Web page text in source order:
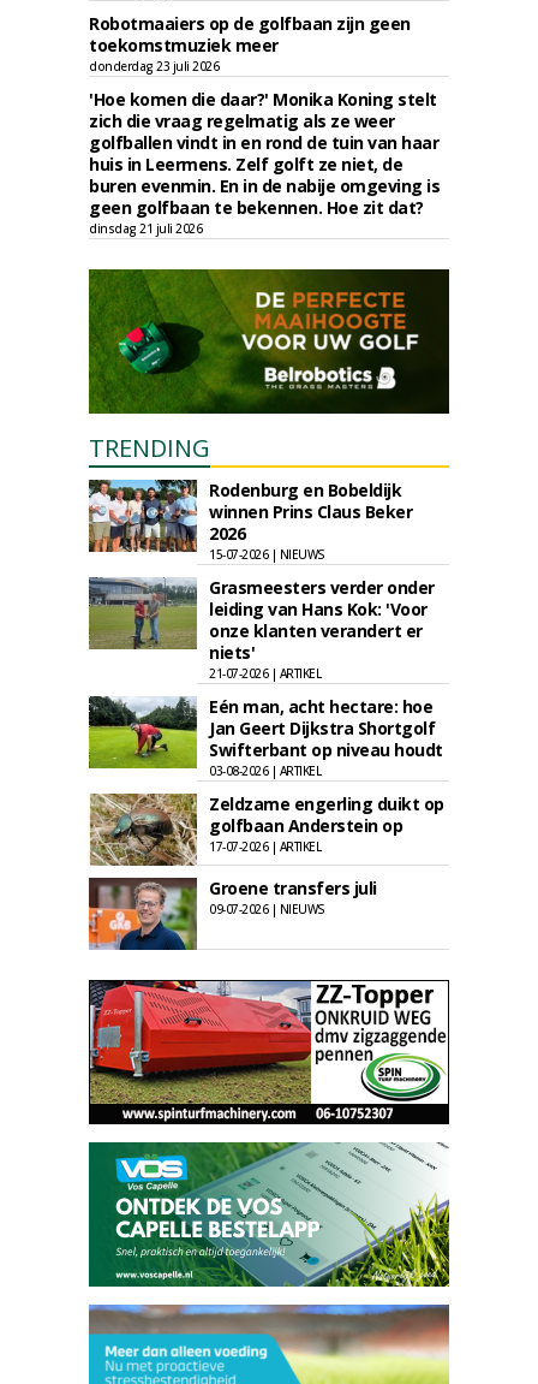
Robotmaaiers op de golfbaan zijn geen
toekomstmuziek meer
donderdag 23 juli 2026
'Hoe komen die daar?' Monika Koning stelt
zich die vraag regelmatig als ze weer
golfballen vindt in en rond de tuin van haar
huis in Leermens. Zelf golft ze niet, de
buren evenmin. En in de nabije omgeving is
geen golfbaan te bekennen. Hoe zit dat?
dinsdag 21 juli 2026
TRENDING
Rodenburg en Bobeldijk
winnen Prins Claus Beker
2026
15-07-2026 | NIEUWS
Grasmeesters verder onder
leiding van Hans Kok: 'Voor
onze klanten verandert er
niets'
21-07-2026 | ARTIKEL
Eén man, acht hectare: hoe
Jan Geert Dijkstra Shortgolf
Swifterbant op niveau houdt
03-08-2026 | ARTIKEL
Zeldzame engerling duikt op
golfbaan Anderstein op
17-07-2026 | ARTIKEL
Groene transfers juli
09-07-2026 | NIEUWS